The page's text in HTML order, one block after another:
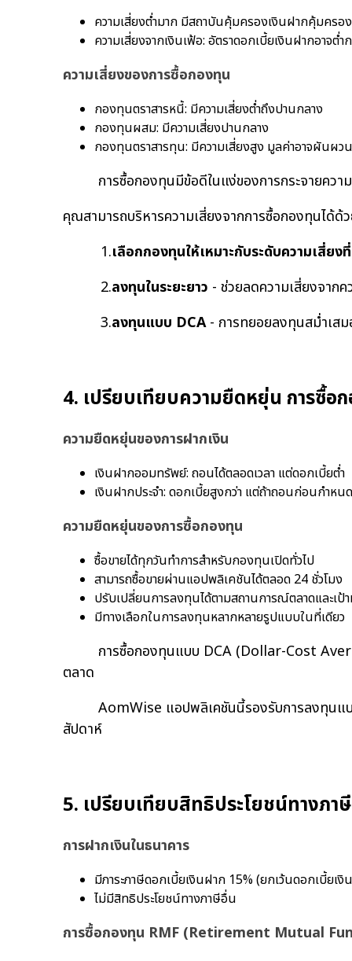
ความเสี่ยงต่ำมาก มีสถาบันคุ้มครองเงินฝากคุ้มคร
ความเสี่ยงจากเงินเฟ้อ: อัตราดอกเบี้ยเงินฝากอาจต่ำ
ความเสี่ยงของการซื้อกองทุน
กองทุนตราสารหนี้: มีความเสี่ยงต่ำถึงปานกลาง
กองทุนผสม: มีความเสี่ยงปานกลาง
กองทุนตราสารทุน: มีความเสี่ยงสูง มูลค่าอาจผันผว
การซื้อกองทุนมีข้อดีในแง่ของการกระจายความ
คุณสามารถบริหารความเสี่ยงจากการซื้อกองทุนได้ด้
1.เลือกกองทุนให้เหมาะกับระดับความเสี่ยง
2.ลงทุนในระยะยาว - ช่วยลดความเสี่ยงจาก
3.ลงทุนแบบ DCA- การทยอยลงทุนสม่ำเสม
4. เปรียบเทียบความยืดหยุ่น การซื้
ความยืดหยุ่นของการฝากเงิน
เงินฝากออมทรัพย์: ถอนได้ตลอดเวลา แต่ดอกเบี้ยต่ำ
เงินฝากประจำ: ดอกเบี้ยสูงกว่า แต่ถ้าถอนก่อนกำหน
ความยืดหยุ่นของการซื้อกองทุน
ซื้อขายได้ทุกวันทำการสำหรับกองทุนเปิดทั่วไป
สามารถซื้อขายผ่านแอปพลิเคชันได้ตลอด 24 ชั่วโมง
ปรับเปลี่ยนการลงทุนได้ตามสถานการณ์ตลาดและเป้
มีทางเลือกในการลงทุนหลากหลายรูปแบบในที่เดียว
การซื้อกองทุนแบบ DCA (Dollar-Cost
ตลาด
AomWise แอปพลิเคชันนี้รองรับการลงทุนแบบ
สัปดาห์
5. เปรียบเทียบสิทธิประโยชน์ทางภ
การฝากเงินในธนาคาร
มีภาระภาษีดอกเบี้ยเงินฝาก 15% (ยกเว้นดอกเบี้ย
ไม่มีสิทธิประโยชน์ทางภาษีอื่น
การซื้อกองทุน RMF (Retirement Mutual